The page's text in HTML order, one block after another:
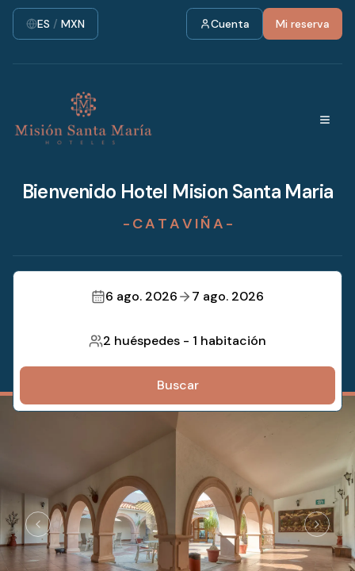
ES / MXN Cuenta Mi reserva
Bienvenido Hotel Mision Santa Maria
- C A T A V I Ñ A -
6 ago. 2026 7 ago. 2026
2 huéspedes - 1 habitación
Buscar